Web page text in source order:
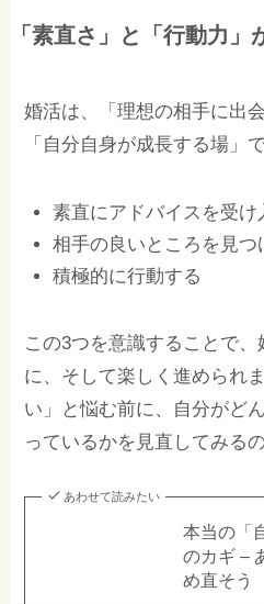
「素直さ」と「行動力」
婚活は、「理想の相手に出
「自分自身が成長する場」
素直にアドバイスを受け
相手の良いところを見つ
積極的に行動する
この3つを意識することで
に、そして楽しく進められ
い」と悩む前に、自分がど
っているかを見直してみる
あわせて読みたい
本当の「
のカギ –
め直そう